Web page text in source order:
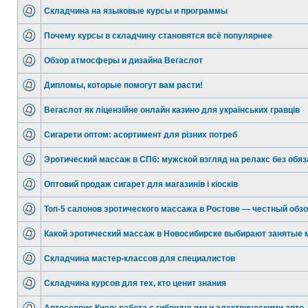
Складчина на языковые курсы и программы
Почему курсы в складчину становятся всё популярнее
Обзор атмосферы и дизайна Вегаслот
Дипломы, которые помогут вам расти!
Вегаслот як ліцензійне онлайн казино для українських гравців
Сигарети оптом: асортимент для різних потреб
Эротический массаж в СПб: мужской взгляд на релакс без
Оптовий продаж сигарет для магазинів і кіосків
Топ-5 салонов эротического массажа в Ростове — честный
Какой эротический массаж в Новосибирске выбирают занятые
Складчина мастер-классов для специалистов
Складчина курсов для тех, кто ценит знания